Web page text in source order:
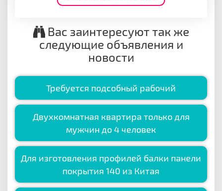
Вас заинтересуют так же
следующие объявления и
новости
Требуется подсобный рабочий
Двухкомнатная квартира только для
мужчин до 4 человек
Для изготовления профилей балки панели
покрытия 140 из Китая